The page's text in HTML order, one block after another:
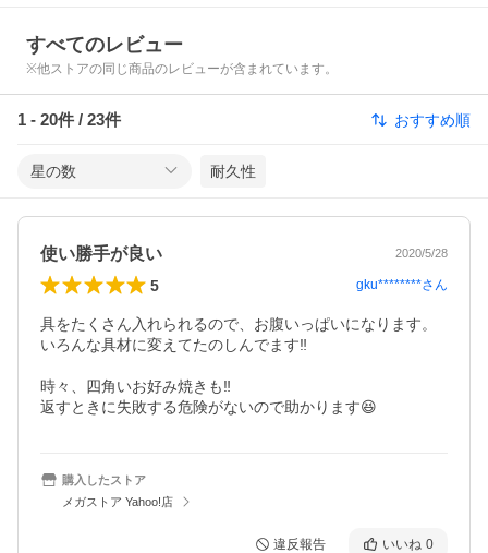
すべてのレビュー
※他ストアの同じ商品のレビューが含まれています。
1 - 20件 / 23件 おすすめ順
星の数 耐久性
使い勝手が良い 2020/5/28
5 gku********さん
具をたくさん入れられるので、お腹いっぱいになります。
いろんな具材に変えてたのしんでます‼️
時々、四角いお好み焼きも‼️
返すときに失敗する危険がないので助かります😆
購入したストア
メガストア Yahoo!店
違反報告 いいね 0